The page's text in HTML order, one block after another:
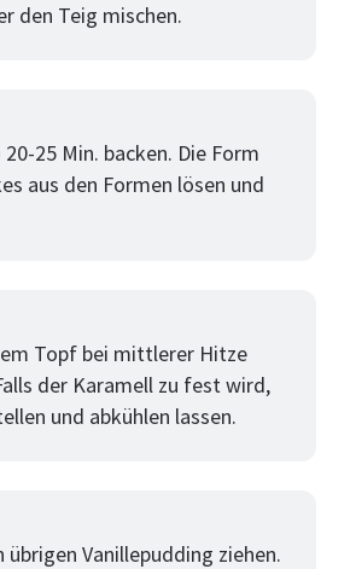
den Teig mischen.
25 Min. backen. Die Form
aus den Formen lösen und
Topf bei mittlerer Hitze
der Karamell zu fest wird,
und abkühlen lassen.
Vanillepudding ziehen.